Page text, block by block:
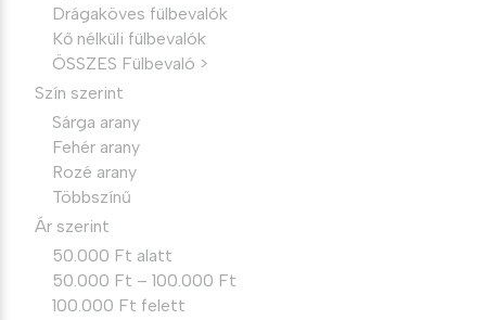
Drágaköves fülbevalók
Kő nélküli fülbevalók
ÖSSZES Fülbevaló >
Szín szerint
Sárga arany
Fehér arany
Rozé arany
Többszínű
Ár szerint
50.000 Ft alatt
50.000 Ft – 100.000 Ft
100.000 Ft felett